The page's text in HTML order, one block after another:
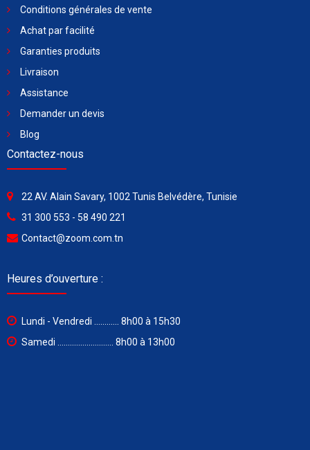
Conditions générales de vente
Achat par facilité
Garanties produits
Livraison
Assistance
Demander un devis
Blog
Contactez-nous
22 AV. Alain Savary, 1002 Tunis Belvédère, Tunisie
31 300 553 - 58 490 221
Contact@zoom.com.tn
Heures d’ouverture :
Lundi - Vendredi ............ 8h00 à 15h30
Samedi ........................... 8h00 à 13h00